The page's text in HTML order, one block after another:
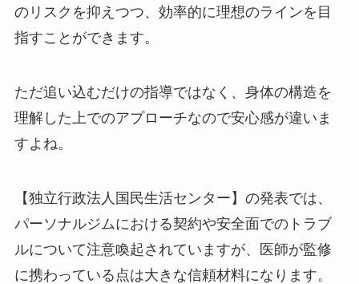
のリスクを抑えつつ、効率的に理想のラインを目
指すことができます。
ただ追い込むだけの指導ではなく、身体の構造を
理解した上でのアプローチなので安心感が違いま
すよね。
【独立行政法人国民生活センター】の発表では、
パーソナルジムにおける契約や安全面でのトラブ
ルについて注意喚起されていますが、医師が監修
に携わっている点は大きな信頼材料になります。